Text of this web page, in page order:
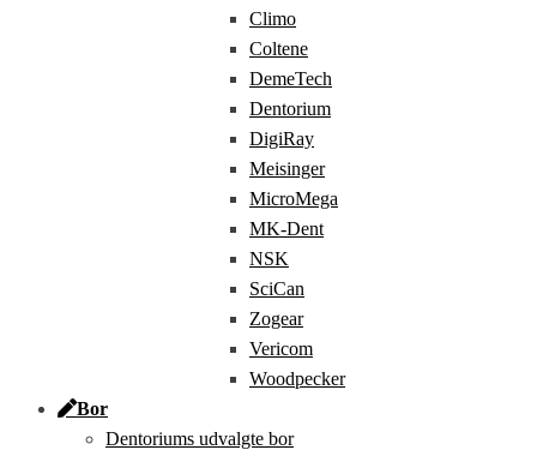
Climo
Coltene
DemeTech
Dentorium
DigiRay
Meisinger
MicroMega
MK-Dent
NSK
SciCan
Zogear
Vericom
Woodpecker
Bor
Dentoriums udvalgte bor